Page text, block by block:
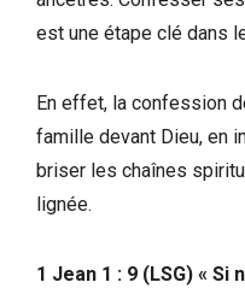
est une étape clé dans
En effet, la confession
famille devant Dieu, en
briser les chaînes
lignée.
1 Jean 1 : 9 (LSG) «